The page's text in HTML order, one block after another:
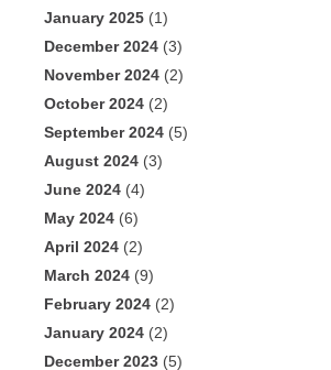
January 2025 (1)
December 2024 (3)
November 2024 (2)
October 2024 (2)
September 2024 (5)
August 2024 (3)
June 2024 (4)
May 2024 (6)
April 2024 (2)
March 2024 (9)
February 2024 (2)
January 2024 (2)
December 2023 (5)